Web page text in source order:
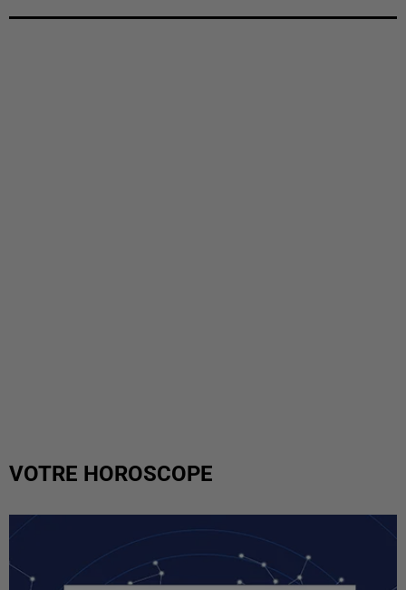
VOTRE HOROSCOPE